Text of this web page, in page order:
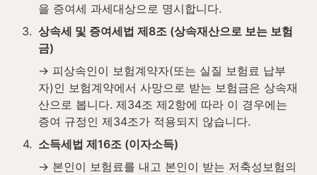
을 증여세 과세대상으로 명시합니다.
3. 상속세 및 증여세법 제8조 (상속재산으로 보는 보험
금)
→ 피상속인이 보험계약자(또는 실질 보험료 납부
자)인 보험계약에서 사망으로 받는 보험금은 상속재
산으로 봅니다. 제34조 제2항에 따라 이 경우에는
증여 규정인 제34조가 적용되지 않습니다.
4. 소득세법 제16조 (이자소득)
→ 본인이 보험료를 내고 본인이 받는 저축성보험의